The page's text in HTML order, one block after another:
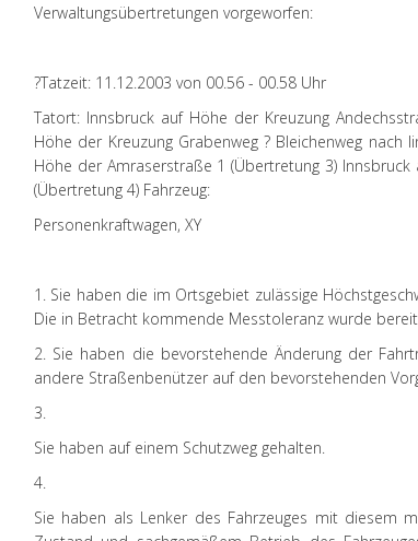
Verwaltungsübertretungen vorgeworfen:
?Tatzeit: 11.12.2003 von 00.56 - 00.58 Uhr
Tatort: Innsbruck auf Höhe der Kreuzung
Höhe der Kreuzung Grabenweg ? Bleichenweg nach
Höhe der Amraserstraße 1 (Übertretung 3)
(Übertretung 4) Fahrzeug:
Personenkraftwagen, XY
1. Sie haben die im Ortsgebiet zulässige
Die in Betracht kommende Messtoleranz wurde
2. Sie haben die bevorstehende Änderung der
andere Straßenbenützer auf den bevorstehenden
3.
Sie haben auf einem Schutzweg gehalten.
4.
Sie haben als Lenker des Fahrzeuges mit diesem